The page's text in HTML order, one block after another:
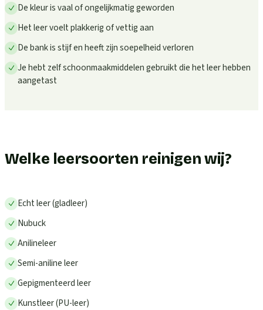
De kleur is vaal of ongelijkmatig geworden
Het leer voelt plakkerig of vettig aan
De bank is stijf en heeft zijn soepelheid verloren
Je hebt zelf schoonmaakmiddelen gebruikt die het leer hebben
aangetast
Welke leersoorten reinigen wij?
Echt leer (gladleer)
Nubuck
Anilineleer
Semi-aniline leer
Gepigmenteerd leer
Kunstleer (PU-leer)